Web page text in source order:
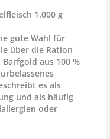
1.000 g
gute Wahl für
über die Ration
aus 100 %
es als
und als häufig
oder